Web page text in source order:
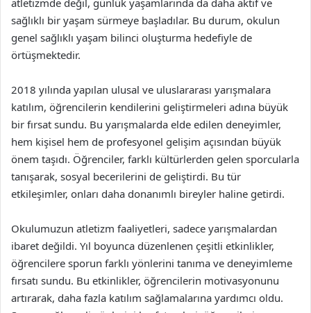
sağlıklı bir yaşam sürmeye başladılar. Bu durum, okulun
genel sağlıklı yaşam bilinci oluşturma hedefiyle de
örtüşmektedir.
2018 yılında yapılan ulusal ve uluslararası yarışmalara
katılım, öğrencilerin kendilerini geliştirmeleri adına büyük
bir fırsat sundu. Bu yarışmalarda elde edilen deneyimler,
hem kişisel hem de profesyonel gelişim açısından büyük
önem taşıdı. Öğrenciler, farklı kültürlerden gelen sporcularla
tanışarak, sosyal becerilerini de geliştirdi. Bu tür
etkileşimler, onları daha donanımlı bireyler haline getirdi.
Okulumuzun atletizm faaliyetleri, sadece yarışmalardan
ibaret değildi. Yıl boyunca düzenlenen çeşitli etkinlikler,
öğrencilere sporun farklı yönlerini tanıma ve deneyimleme
fırsatı sundu. Bu etkinlikler, öğrencilerin motivasyonunu
artırarak, daha fazla katılım sağlamalarına yardımcı oldu.